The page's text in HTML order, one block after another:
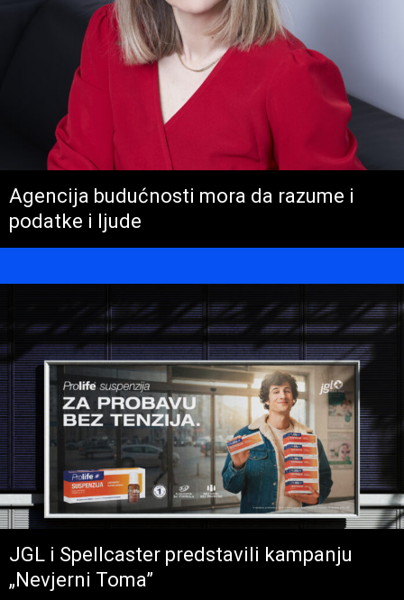
Agencija budućnosti mora da razume i
podatke i ljude
JGL i Spellcaster predstavili kampanju
„Nevjerni Toma”